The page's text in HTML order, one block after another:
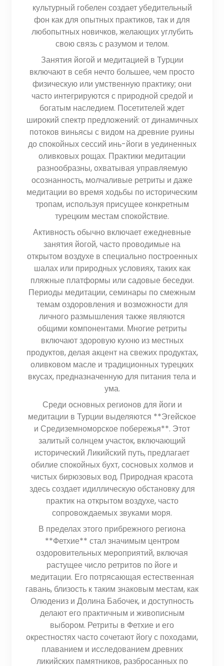
культурный гобелен создает убедительный
фон как для опытных практиков, так и для
любопытных новичков, желающих углубить
свою связь с разумом и телом.
Занятия йогой и медитацией в Турции
включают в себя нечто большее, чем просто
физическую или умственную практику; они
часто интегрируются с природной средой и
богатым наследием. Посетителей ждет
широкий спектр предложений: от динамичных
потоков виньясы с видом на древние руины
до спокойных сессий инь-йоги в уединенных
оливковых рощах. Практики медитации
разнообразны, охватывая управляемую
осознанность, молчаливые ретриты и даже
медитации во время ходьбы по историческим
тропам, используя присущее конкретным
турецким местам спокойствие.
Активность обычно включает ежедневные
занятия йогой, часто проводимые на
открытом воздухе в специально построенных
шалах или природных условиях, таких как
пляжные платформы или садовые беседки.
Периоды медитации, семинары по смежным
темам оздоровления и возможности для
личного размышления также являются
общими компонентами. Многие ретриты
включают здоровую кухню из местных
продуктов, делая акцент на свежих продуктах,
оливковом масле и традиционных турецких
вкусах, предназначенную для питания тела и
ума.
Среди основных регионов для йоги и
медитации в Турции выделяются **Эгейское
и Средиземноморское побережья**. Этот
залитый солнцем участок, включающий
исторический Ликийский путь, предлагает
обилие спокойных бухт, сосновых холмов и
чистых бирюзовых вод. Природная красота
здесь создает идиллическую обстановку для
практик на открытом воздухе, часто
сопровождаемых звуками моря.
В пределах этого прибрежного региона
**Фетхие** стал значимым центром
оздоровительных мероприятий, включая
растущее число ретритов по йоге и
медитации. Его потрясающая естественная
гавань, близость к таким знаковым местам, как
Олюдениз и Долина Бабочек, и доступность
делают его практичным и живописным
выбором. Ретриты в Фетхие и его
окрестностях часто сочетают йогу с походами,
плаванием и исследованием древних
ликийских памятников, разбросанных по